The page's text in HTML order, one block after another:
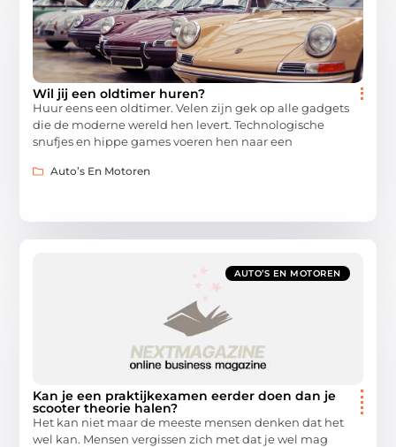
Wil jij een oldtimer huren?
Huur eens een oldtimer. Velen zijn gek op alle gadgets
die de moderne wereld hen levert. Technologische
snufjes en hippe games voeren hen naar een
Auto’s En Motoren
AUTO’S EN MOTOREN
Kan je een praktijkexamen eerder doen dan je
scooter theorie halen?
Het kan niet maar de meeste mensen denken dat het
wel kan. Mensen vergissen zich met dat je wel mag